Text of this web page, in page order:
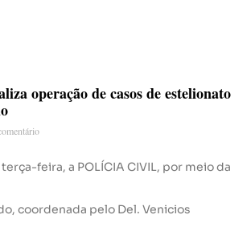
operação de casos de estelionato
feira, a POLÍCIA CIVIL, por meio da
coordenada pelo Del. Venicios